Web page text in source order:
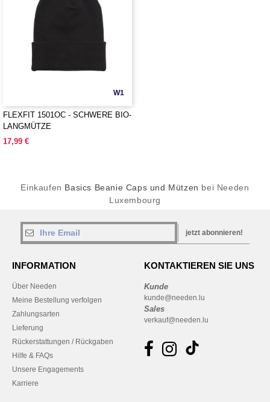
W1
FLEXFIT 1501OC - SCHWERE BIO-
LANGMÜTZE
17,99 €
Einkaufen Basics Beanie Caps und Mützen bei Needen
Luxembourg
jetzt abonnieren!
INFORMATION
Über Needen
Meine Bestellung verfolgen
Zahlungsarten
Lieferung
Rückerstattungen / Rückgaben
Hilfe & FAQs
Unsere Engagements
Karriere
KONTAKTIEREN SIE UNS
Kunde
kunde@needen.lu
Sales
verkauf@needen.lu